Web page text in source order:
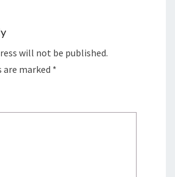
will not be published.
are marked *